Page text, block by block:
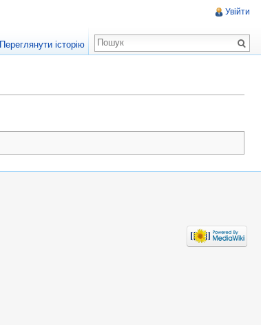
Увійти
Переглянути історію